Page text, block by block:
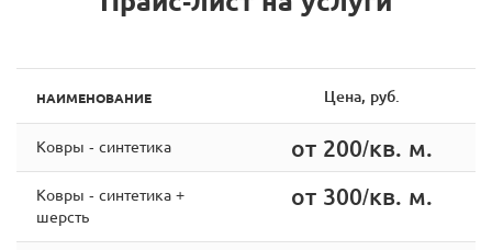
НАИМЕНОВАНИЕ Цена, руб.
Ковры - синтетика от 200/кв. м.
Ковры - синтетика +
шерсть
от 300/кв. м.